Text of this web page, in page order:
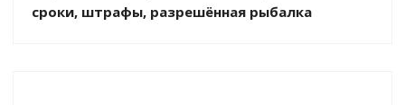
сроки, штрафы, разрешённая рыбалка